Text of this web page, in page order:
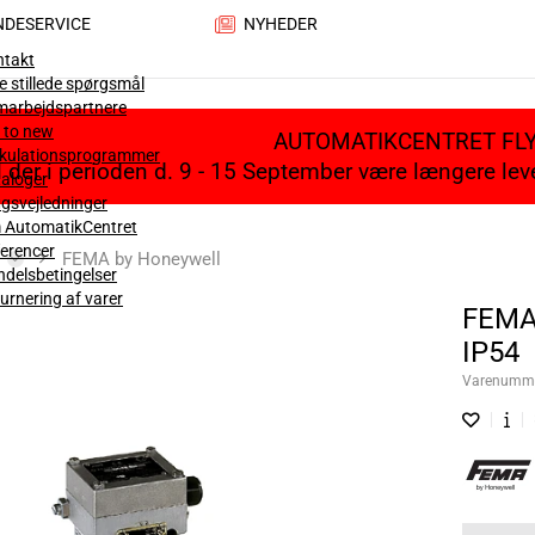
stillede spørgsmål
to new
AutomatikCentret
af varer
NYHEDER
AUTOMATIKCENTRET
der i perioden d. 9 - 15 September være længere
FEMA by Honeywell
IP54